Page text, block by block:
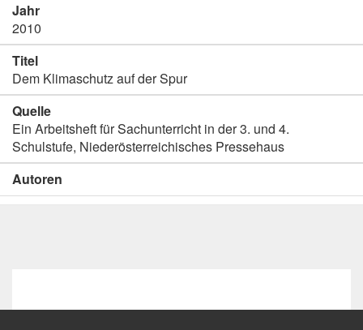
Jahr
2010
Titel
Dem Klimaschutz auf der Spur
Quelle
Ein Arbeitsheft für Sachunterricht in der 3. und 4.
Schulstufe, Niederösterreichisches Pressehaus
Autoren